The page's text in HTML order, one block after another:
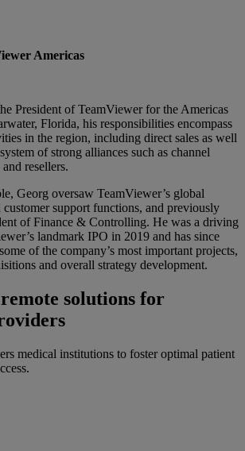
Americas
President of TeamViewer for the Americas
Florida, his responsibilities encompass
in the region, including direct sales as well
of strong alliances such as channel
resellers.
Georg oversaw TeamViewer’s global
customer support functions, and previously
of Finance & Controlling. He was a driving
landmark IPO in 2019 and has since
of the company’s most important projects,
and overall strategy development.
solutions for
medical institutions to foster optimal patient